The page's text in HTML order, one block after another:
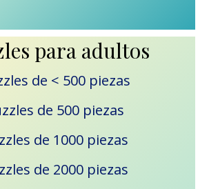
para adultos
de < 500 piezas
de 500 piezas
de 1000 piezas
de 2000 piezas